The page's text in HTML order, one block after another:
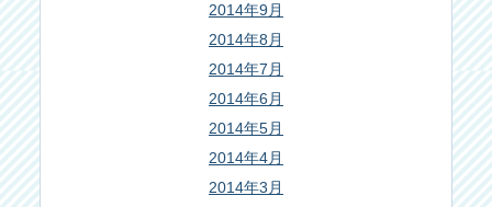
2014年9月
2014年8月
2014年7月
2014年6月
2014年5月
2014年4月
2014年3月